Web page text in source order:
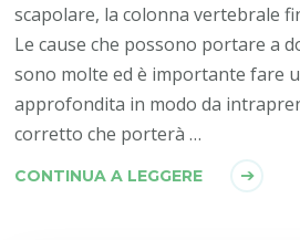
scapolare, la colonna vertebrale
Le cause che possono portare a
sono molte ed è importante fare
approfondita in modo da
corretto che porterà …
CONTINUA A LEGGERE